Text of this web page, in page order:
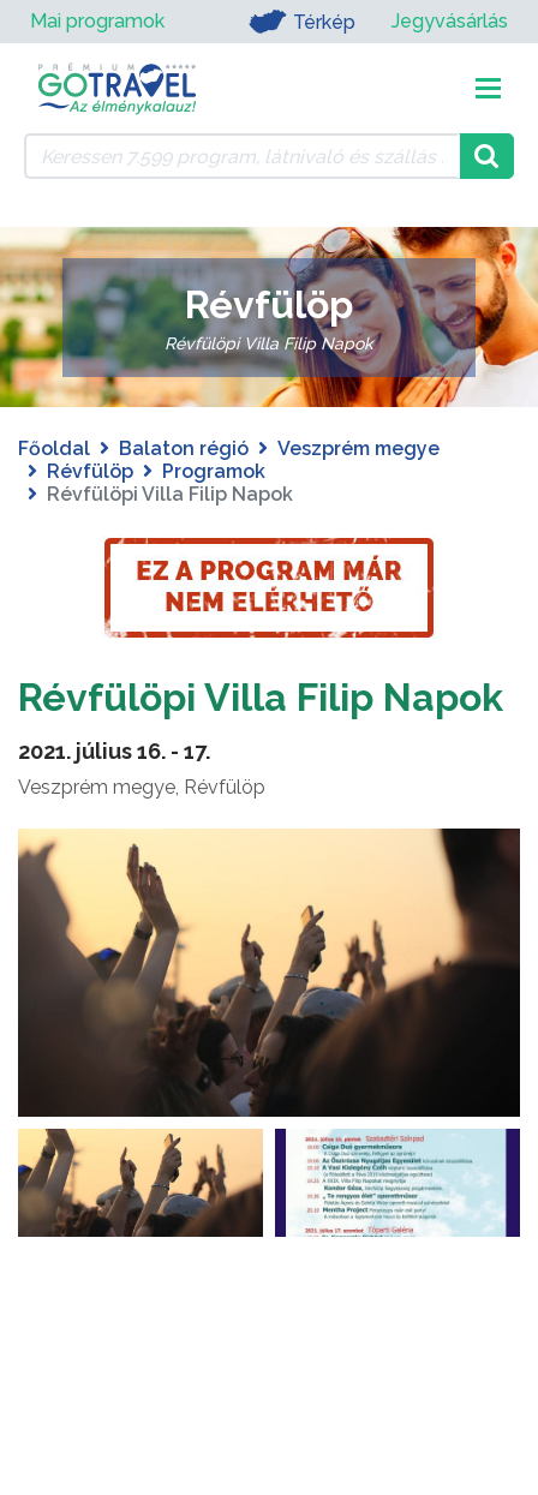
Mai programok Térkép Jegyvásárlás
Révfülöp
Révfülöpi Villa Filip Napok
Főoldal Balaton régió
Veszprém megye
Révfülöp
Programok
Révfülöpi Villa Filip Napok
Révfülöpi Villa Filip Napok
2021. július 16. - 17.
Veszprém megye, Révfülöp